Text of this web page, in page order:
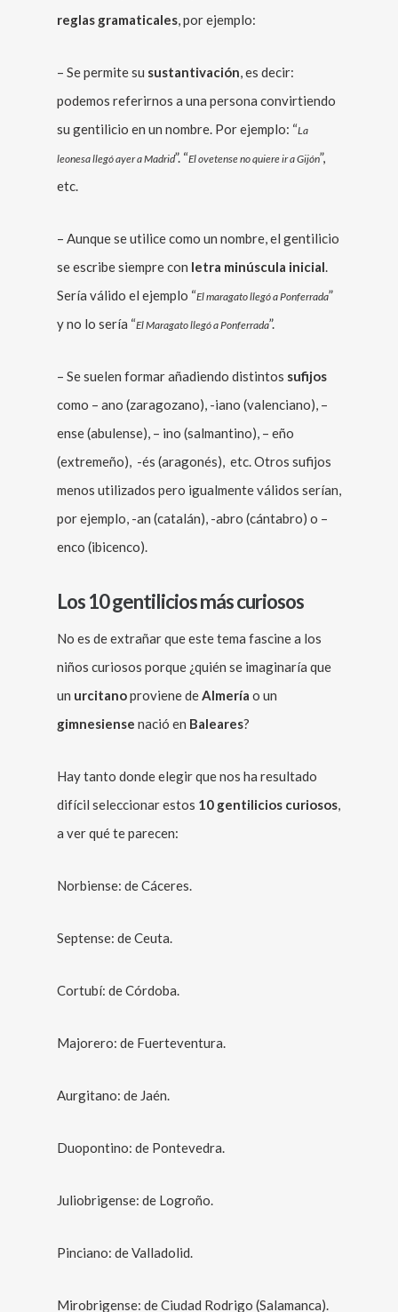
reglas gramaticales, por ejemplo:
– Se permite su sustantivación, es decir:
podemos referirnos a una persona convirtiendo
su gentilicio en un nombre. Por ejemplo: “La
leonesa llegó ayer a Madrid”. “El ovetense no quiere ir a Gijón”,
etc.
– Aunque se utilice como un nombre, el gentilicio
se escribe siempre con letra minúscula inicial.
Sería válido el ejemplo “El maragato llegó a Ponferrada”
y no lo sería “El Maragato llegó a Ponferrada”.
– Se suelen formar añadiendo distintos sufijos
como – ano (zaragozano), -iano (valenciano), –
ense (abulense), – ino (salmantino), – eño
(extremeño), -és (aragonés), etc. Otros sufijos
menos utilizados pero igualmente válidos serían,
por ejemplo, -an (catalán), -abro (cántabro) o –
enco (ibicenco).
Los 10 gentilicios más curiosos
No es de extrañar que este tema fascine a los
niños curiosos porque ¿quién se imaginaría que
un urcitanoproviene deAlmería o un
gimnesiense nació en Baleares?
Hay tanto donde elegir que nos ha resultado
difícil seleccionar estos 10 gentilicios curiosos,
a ver qué te parecen:
Norbiense: de Cáceres.
Septense: de Ceuta.
Cortubí: de Córdoba.
Majorero: de Fuerteventura.
Aurgitano: de Jaén.
Duopontino: de Pontevedra.
Juliobrigense: de Logroño.
Pinciano: de Valladolid.
Mirobrigense: de Ciudad Rodrigo (Salamanca).